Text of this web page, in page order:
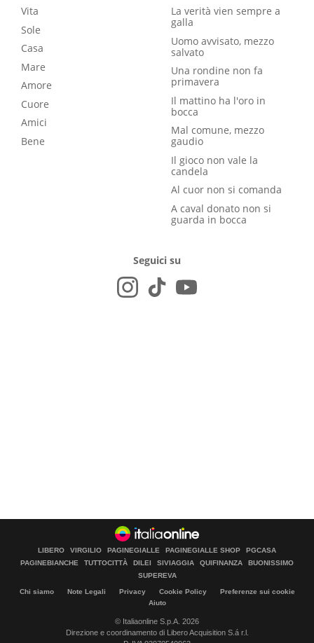
Vita
Sole
Casa
Mare
Amore
Cuore
Amici
Bene
La verità vien sempre a
galla
Uomo avvisato, mezzo
salvato
Una rondine non fa
primavera
Il mattino ha l'oro in
bocca
Mal comune, mezzo
gaudio
Il gioco non vale la
candela
Al cuor non si comanda
A caval donato non si
guarda in bocca
Seguici su
LIBERO VIRGILIO PAGINEGIALLE PAGINEGIALLE SHOP
PGCASA
PAGINEBIANCHE
TUTTOCITTÀ DILEI SIVIAGGIA QUIFINANZA
BUONISSIMO
SUPEREVA
Chi siamo Note Legali Privacy Cookie Policy
Preferenze sui cookie
Aiuto
© Italiaonline S.p.A. 2026
Direzione e coordinamento di Libero Acquisition S.á r.l.